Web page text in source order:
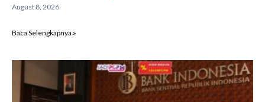
August 8, 2026
Baca Selengkapnya »